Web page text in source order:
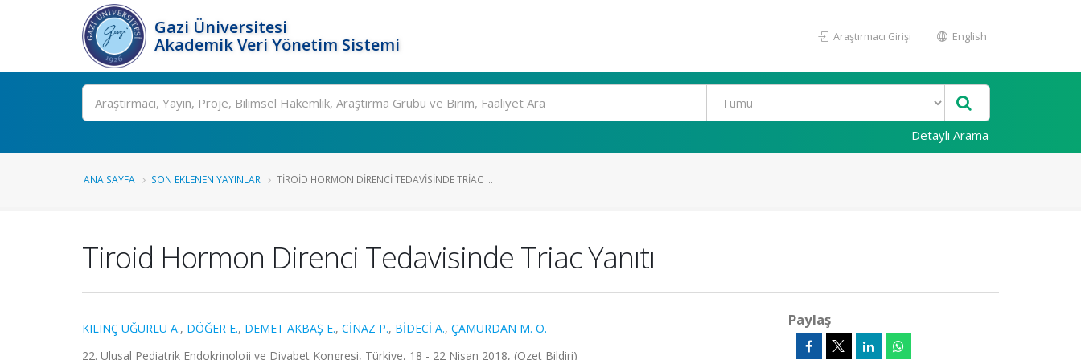
Gazi Üniversitesi
Akademik Veri Yönetim Sistemi
Araştırmacı Girişi English
Ara
Detaylı Arama
ANA SAYFA SON EKLENEN YAYINLAR TIROID HORMON DIRENCI TEDAVISINDE TRIAC ...
Tiroid Hormon Direnci Tedavisinde Triac Yanıtı
KILINÇ UĞURLU A., DÖĞER E., DEMET AKBAŞ E., CİNAZ P., BİDECİ A., ÇAMURDAN M. O.
22. Ulusal Pediatrik Endokrinoloji ve Diyabet Kongresi, Türkiye, 18 - 22 Nisan 2018, (Özet Bildiri)
Paylaş